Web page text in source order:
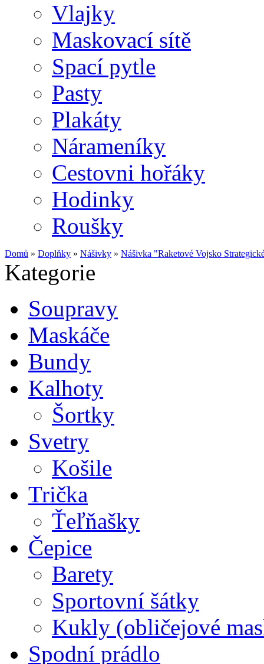
Vlajky
Maskovací sítě
Spací pytle
Pasty
Plakáty
Nárameníky
Cestovni hořáky
Hodinky
Roušky
Domů » Doplňky » Nášivky » Nášivka "Raketové Vojsko
Kategorie
Soupravy
Maskáče
Bundy
Kalhoty
Šortky
Svetry
Košile
Trička
Ťeľňašky
Čepice
Barety
Sportovní šátky
Kukly (obličejové
Spodní prádlo